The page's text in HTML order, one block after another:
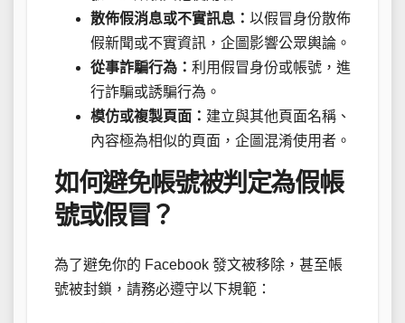
散佈假消息或不實訊息： 以假冒身份散佈
假新聞或不實資訊，企圖影響公眾輿論。
從事詐騙行為： 利用假冒身份或帳號，進
行詐騙或誘騙行為。
模仿或複製頁面： 建立與其他頁面名稱、
內容極為相似的頁面，企圖混淆使用者。
如何避免帳號被判定為假帳
號或假冒？
為了避免你的 Facebook 發文被移除，甚至帳
號被封鎖，請務必遵守以下規範：